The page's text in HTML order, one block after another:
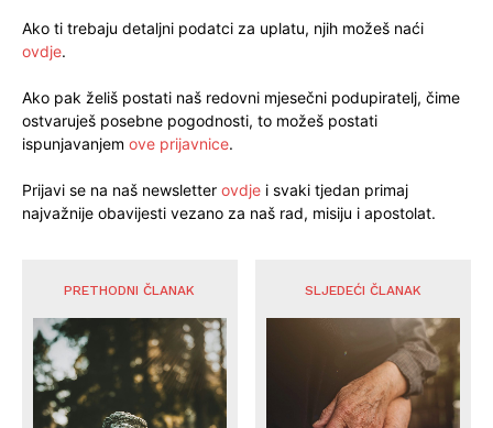
Ako ti trebaju detaljni podatci za uplatu, njih možeš naći
ovdje.
Ako pak želiš postati naš redovni mjesečni podupiratelj, čime
ostvaruješ posebne pogodnosti, to možeš postati
ispunjavanjem ove prijavnice.
Prijavi se na naš newsletter ovdje i svaki tjedan primaj
najvažnije obavijesti vezano za naš rad, misiju i apostolat.
PRETHODNI ČLANAK SLJEDEĆI ČLANAK